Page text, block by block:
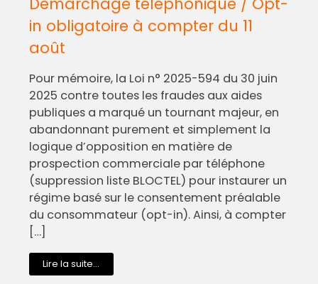
in obligatoire à compter du 11
août
Pour mémoire, la Loi n° 2025-594 du 30 juin
2025 contre toutes les fraudes aux aides
publiques a marqué un tournant majeur, en
abandonnant purement et simplement la
logique d’opposition en matière de
prospection commerciale par téléphone
(suppression liste BLOCTEL) pour instaurer un
régime basé sur le consentement préalable
du consommateur (opt-in). Ainsi, à compter
[…]
Lire la suite...